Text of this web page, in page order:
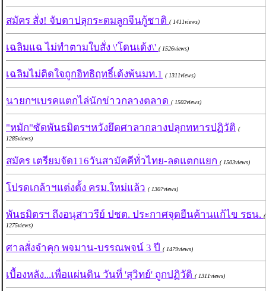
สมัคร สั่ง! จับตาปลุกระดมลูกจีนกู้ชาติ ( 1411views)
เฉลิมแฉ ไม่ทำตามใบสั่ง \'โดนเด้ง\' ( 1526views)
เฉลิมไม่ติดใจถูกอิทธิฤทธิ์เด้งพ้นมท.1 ( 1311views)
นายกฯเบรคแตกไล่นักข่าวกลางตลาด ( 1502views)
"หมัก"ซัดพันธมิตรฯหวังยึดศาลากลางปลุกทหารปฏิวัติ (
1285views)
สมัคร เตรียมจัด116วันสามัคคีทั่วไทย-ลดแตกแยก ( 1503views)
โปรดเกล้าฯแต่งตั้ง ครม.ใหม่แล้ว ( 1307views)
พันธมิตรฯ ถึงอนุสาวรีย์ ปชต. ประกาศจุดยืนค้านแก้ไข รธน. (
1275views)
ศาลสั่งจำคุก พจมาน-บรรณพจน์ 3 ปี ( 1479views)
เบื้องหลัง...เพื่อแผ่นดิน วันที่ 'สุวิทย์' ถูกปฏิวัติ ( 1311views)